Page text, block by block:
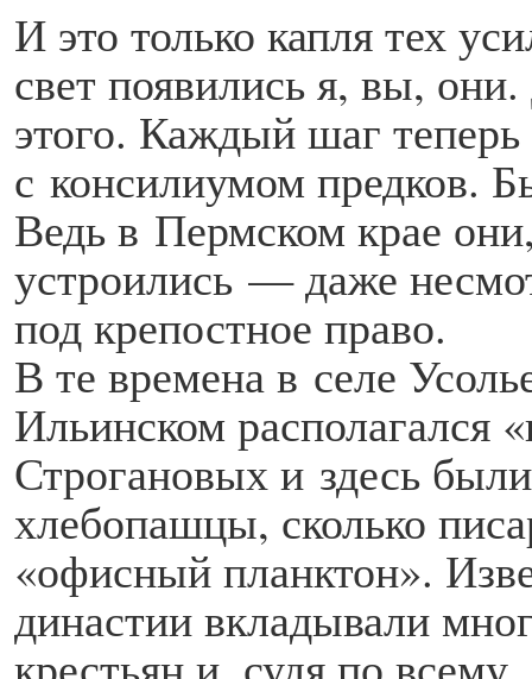
И это только капля тех
свет появились я, вы,
этого. Каждый шаг теперь
с консилиумом предков.
Ведь в Пермском крае
устроились — даже
под крепостное право.
В те времена в селе
Ильинском располагался
Строгановых и здесь
хлебопашцы, сколько
«офисный планктон».
династии вкладывали